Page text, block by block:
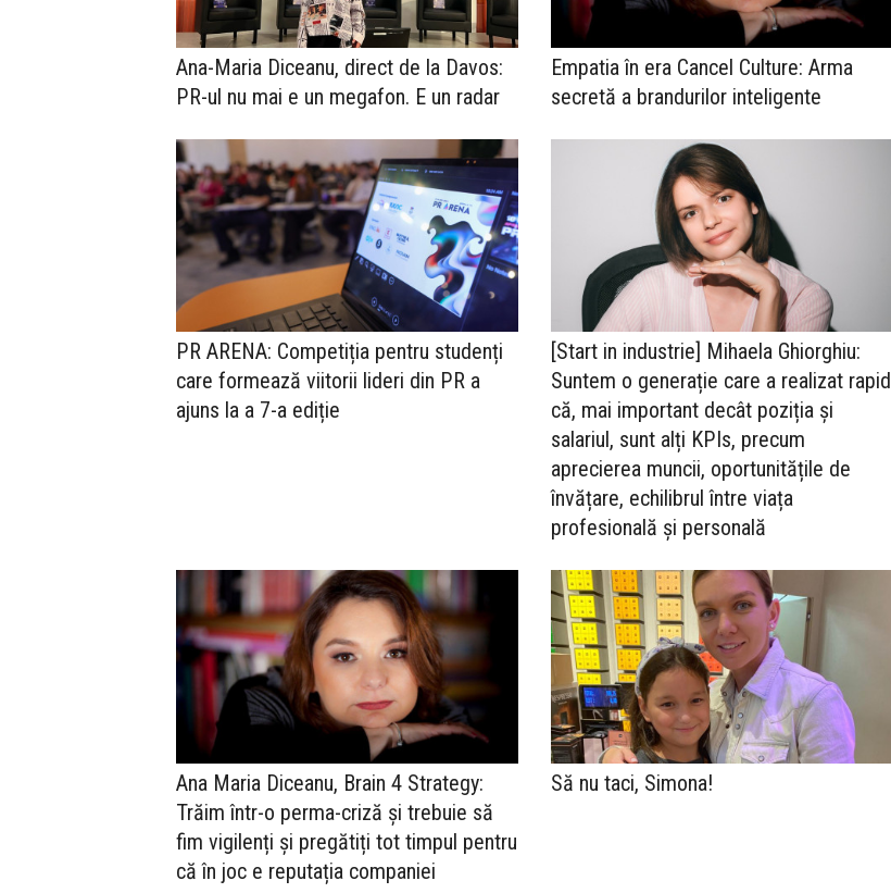
Ana-Maria Diceanu, direct de la Davos:
PR-ul nu mai e un megafon. E un radar
Empatia în era Cancel Culture: Arma
secretă a brandurilor inteligente
PR ARENA: Competiția pentru studenți
care formează viitorii lideri din PR a
ajuns la a 7-a ediție
[Start in industrie] Mihaela Ghiorghiu:
Suntem o generație care a realizat rapid
că, mai important decât poziția și
salariul, sunt alți KPIs, precum
aprecierea muncii, oportunitățile de
învățare, echilibrul între viața
profesională și personală
Ana Maria Diceanu, Brain 4 Strategy:
Trăim într-o perma-criză și trebuie să
fim vigilenți și pregătiți tot timpul pentru
că în joc e reputația companiei
Să nu taci, Simona!